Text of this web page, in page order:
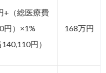
+（総医療費
円）×1%
円）
168万円